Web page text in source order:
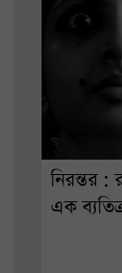
নিরন্তর :
এক